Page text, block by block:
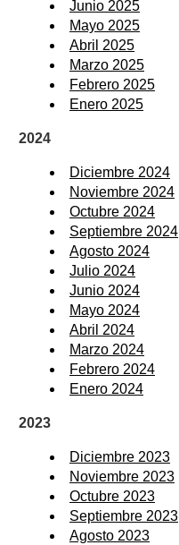
Junio 2025
Mayo 2025
Abril 2025
Marzo 2025
Febrero 2025
Enero 2025
2024
Diciembre 2024
Noviembre 2024
Octubre 2024
Septiembre 2024
Agosto 2024
Julio 2024
Junio 2024
Mayo 2024
Abril 2024
Marzo 2024
Febrero 2024
Enero 2024
2023
Diciembre 2023
Noviembre 2023
Octubre 2023
Septiembre 2023
Agosto 2023